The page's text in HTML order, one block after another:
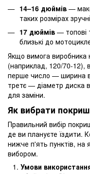
14–16 дюймів —
таких розмірах
17 дюймів — топові
близькі до
Якщо вимога виробника
(наприклад, 120/70-12),
перше число — ширина
третє — діаметр диска
для заміни.
Як вибрати
Правильний вибір
де ви плануєте їздити.
нижче п'ять пунктів, на
вибором.
Умови